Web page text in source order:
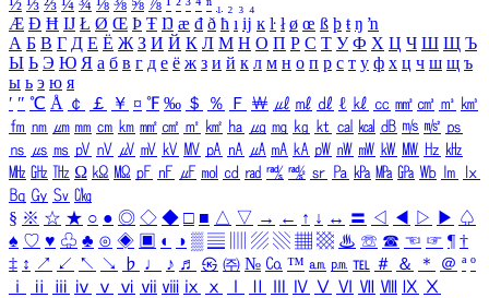
½ ⅓ ⅔ ¼ ¾ ⅛ ⅜ ⅝ ⅞ ¹ ² ³ ⁴ ⁿ ₁ ₂ ₃ ₄
Æ Ð Ħ Ĳ Ł Ø Œ Þ Ŧ Ŋ æ đ ð ħ ı ĳ ĸ ŀ ł ø œ ß þ ŧ ŋ ŉ
А Б В Г Д Е Ё Ж З И Й К Л М Н О П Р С Т У Ф Х Ц Ч Ш Щ Ъ
Ы Ь Э Ю Я а б в г д е ё ж з и й к л м н о п р с т у ф х ц ч ш щ ъ
ы ь э ю я
′ ″ ℃ Å ￠ ￡ ￥ ¤ ℉ ‰ ＄ ％ Ｆ ￦ ㎕ ㎖ ㎗ ℓ ㎘ ㏄ ㎣ ㎤ ㎥ ㎦
㎙ ㎚ ㎛ ㎜ ㎝ ㎞ ㎟ ㎠ ㎡ ㎢ ㏊ ㎍ ㎎ ㎏ ㏏ ㎈ ㎉ ㏈ ㎧ ㎨ ㎰
㎱ ㎲ ㎳ ㎴ ㎵ ㎶ ㎷ ㎸ ㎹ ㎀ ㎁ ㎂ ㎃ ㎄ ㎺ ㎻ ㎽ ㎾ ㎿ ㎐ ㎑
㎒ ㎓ ㎔ Ω ㏀ ㏁ ㎊ ㎋ ㎌ ㏖ ㏅ ㎭ ㎮ ㎯ ㏛ ㎩ ㎪ ㎫ ㎬ ㏝ ㏐
㏓
㏃ ㏉ ㏜ ㏆
§ ※ ☆ ★ ○ ● ◎ ◇ ◆ □ ■ △ ▽ → ← ↑ ↓ ↔ 〓 ◁ ◀ ▷ ▶ ♤
♠ ♡ ♥ ♧ ♣ ⊙ ◈ ▣ ◐ ◑ ▒ ▤ ▨ ▧ ▦ ▩ ♨ ☏ ☎ ☜ ☞ ¶ †
‡ ↕ ↗ ↙ ↖ ↘ ♭ ♩ ♪ ♬ ㉿ ㈜ № ㏇ ™ ㏂ ㏘ ℡ ＃ ＆ ＊ ＠ ª º
ⅰ
ⅱ ⅲ ⅳ ⅴ ⅵ ⅶ ⅷ ⅸ ⅹ Ⅳ Ⅴ Ⅵ Ⅶ Ⅷ Ⅸ Ⅹ